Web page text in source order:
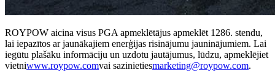
ROYPOW aicina visus PGA apmeklētājus apmeklēt 1286. stendu,
lai iepazītos ar jaunākajiem enerģijas risinājumu jauninājumiem. Lai
iegūtu plašāku informāciju un uzdotu jautājumus, lūdzu, apmeklējiet
vietniwww.roypow.comvai sazinietiesmarketing@roypow.com.